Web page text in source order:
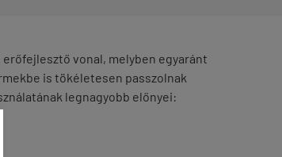
vonal, melyben egyaránt
is tökéletesen passzolnak
legnagyobb előnyei: